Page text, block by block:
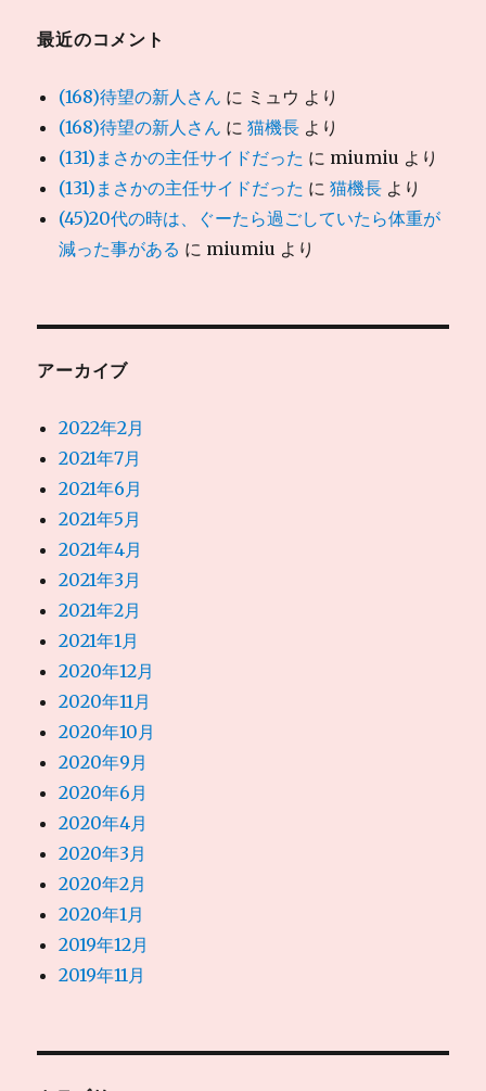
最近のコメント
(168)待望の新人さん に ミュウ より
(168)待望の新人さん に猫機長 より
(131)まさかの主任サイドだった に miumiu より
(131)まさかの主任サイドだった に猫機長 より
(45)20代の時は、ぐーたら過ごしていたら体重が
減った事がある に miumiu より
アーカイブ
2022年2月
2021年7月
2021年6月
2021年5月
2021年4月
2021年3月
2021年2月
2021年1月
2020年12月
2020年11月
2020年10月
2020年9月
2020年6月
2020年4月
2020年3月
2020年2月
2020年1月
2019年12月
2019年11月